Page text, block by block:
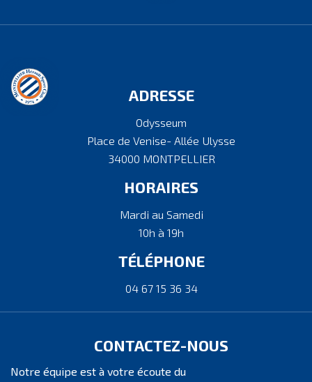
ADRESSE
Odysseum
Place de Venise- Allée Ulysse
34000 MONTPELLIER
HORAIRES
Mardi au Samedi
10h à 19h
TÉLÉPHONE
04 67 15 36 34
CONTACTEZ-NOUS
Notre équipe est à votre écoute du